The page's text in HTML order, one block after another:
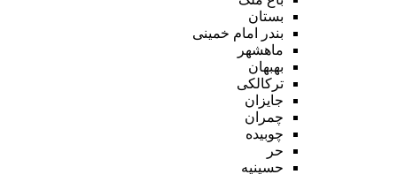
بستان
بندر امام خمینی
ماهشهر
بهبهان
ترکالکی
جایزان
چمران
چوبیده
حر
حسینیه